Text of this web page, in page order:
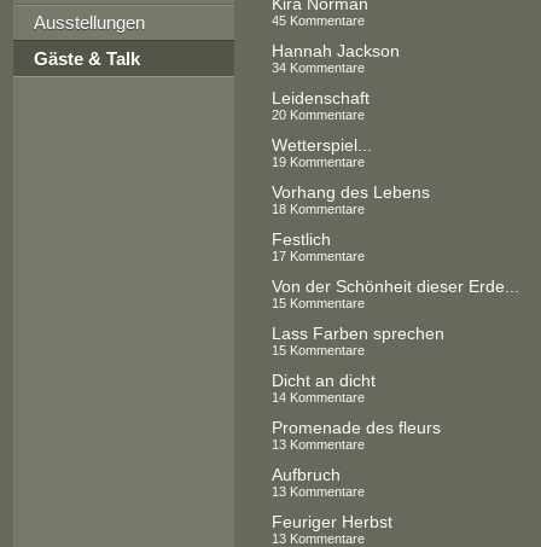
Ausstellungen
Gäste & Talk
45 Kommentare
Hannah Jackson
34 Kommentare
Leidenschaft
20 Kommentare
Wetterspiel...
19 Kommentare
Vorhang des Lebens
18 Kommentare
Festlich
17 Kommentare
Von der Schönheit dieser Erde...
15 Kommentare
Lass Farben sprechen
15 Kommentare
Dicht an dicht
14 Kommentare
Promenade des fleurs
13 Kommentare
Aufbruch
13 Kommentare
Feuriger Herbst
13 Kommentare